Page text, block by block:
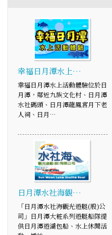
幸福日月潭水上…
幸福日月潭水上活動體驗位於日
月潭，鄰近九族文化村、日月潭
水社碼頭、日月潭龍鳳宮月下老
人祠、日月…
日月潭水社海觀…
「日月潭水社海觀光遊艇(股)公
司」日月潭大粧系列遊艇船隊提
供日月潭遊湖包船、水上休閒活